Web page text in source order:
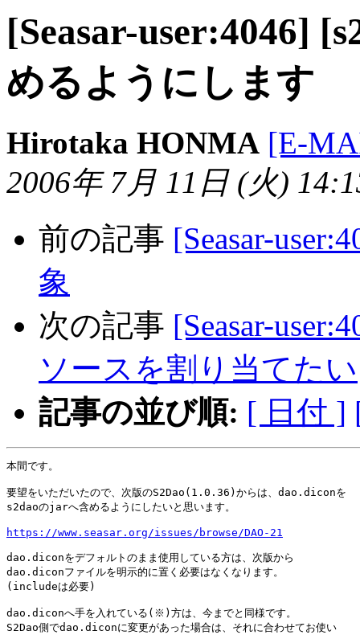
[Seasar-user:4046]
めるようにします
Hirotaka HONMA [E-
2006年 7月 11日 (火)
前の記事 [Seasar-
象
次の記事 [Seasar-
ソースを割り当てたい
記事の並び順: [ 日付 ]
本間です。
要望をいただいたので、次版のS2Dao(1.0.36)からは、dao.diconを
s2daoのjarへ含めるようにしたいと思います。
https://www.seasar.org/issues/browse/DAO-21
dao.diconをデフォルトのまま使用している方は、次版から
dao.diconファイルを明示的に置く必要はなくなります。
(includeは必要)
dao.diconへ手を入れている(※)方は、今までと同様です。
S2Dao側でdao.diconに変更があった場合は、それに合わせてお使い